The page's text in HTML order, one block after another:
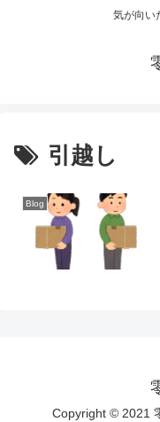
気が向い
引越し
Blog
Copyright © 2021